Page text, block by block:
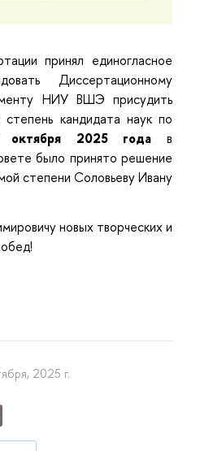
принял единогласное
Диссертационному
НИУ ВШЭ присудить
кандидата наук по
октября 2025 года в
было принято решение
степени Соловьеву Ивану
новых творческих и
2025 г.